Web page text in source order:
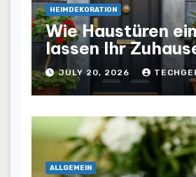
HEIMDEKORATION
Wie Haustüren
lassen Ihr
optisch und
aufwertet
JULY 20, 2026
ALLGEMEIN